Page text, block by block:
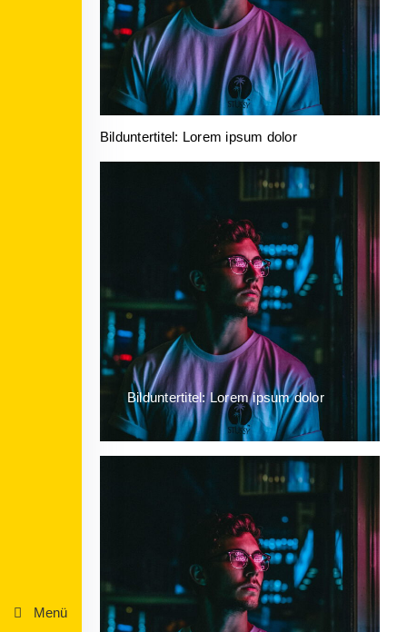
Menü
Bilduntertitel: Lorem ipsum dolor
Bilduntertitel: Lorem ipsum dolor